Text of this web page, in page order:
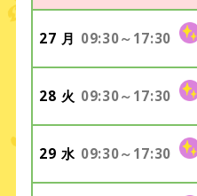
27 月 09:30～17:30
28 火 09:30～17:30
29 水 09:30～17:30